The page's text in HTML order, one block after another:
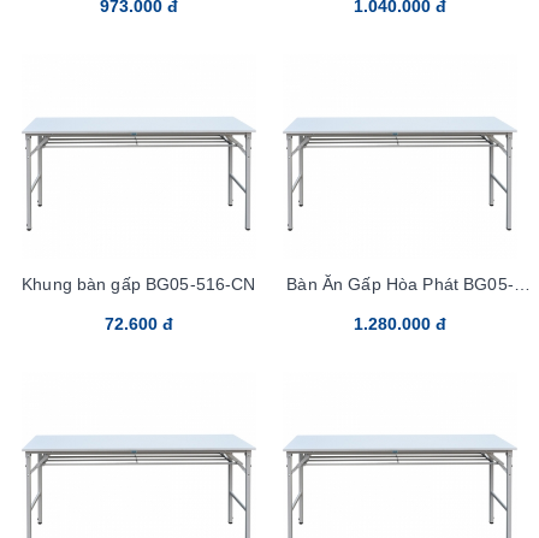
973.000 đ 1.040.000 đ
Khung bàn gấp BG05-516-CN
72.600 đ
Bàn Ăn Gấp Hòa Phát BG05-
1.280.000 đ